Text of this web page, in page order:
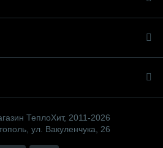
ТеплоХит, 2011-2026
ул. Вакуленчука, 26